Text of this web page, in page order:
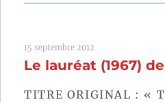
15 septembre 2012
Le lauréat (1967)
TITRE ORIGINAL : «